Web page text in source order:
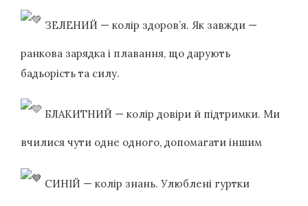
ЗЕЛЕНИЙ — колір здоров’я. Як завжди —
ранкова зарядка і плавання, що дарують
бадьорість та силу.
БЛАКИТНИЙ — колір довіри й підтримки. Ми
вчилися чути одне одного, допомагати іншим
СИНІЙ — колір знань. Улюблені гуртки